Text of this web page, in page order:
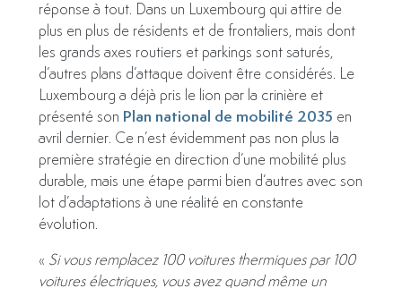
réponse à tout. Dans un Luxembourg qui attire de
plus en plus de résidents et de frontaliers, mais dont
les grands axes routiers et parkings sont saturés,
d’autres plans d’attaque doivent être considérés. Le
Luxembourg a déjà pris le lion par la crinière et
présenté son Plan national de mobilité 2035 en
avril dernier. Ce n’est évidemment pas non plus la
première stratégie en direction d’une mobilité plus
durable, mais une étape parmi bien d’autres avec son
lot d’adaptations à une réalité en constante
évolution.
« Si vous remplacez 100 voitures thermiques par 100
voitures électriques, vous avez quand même un